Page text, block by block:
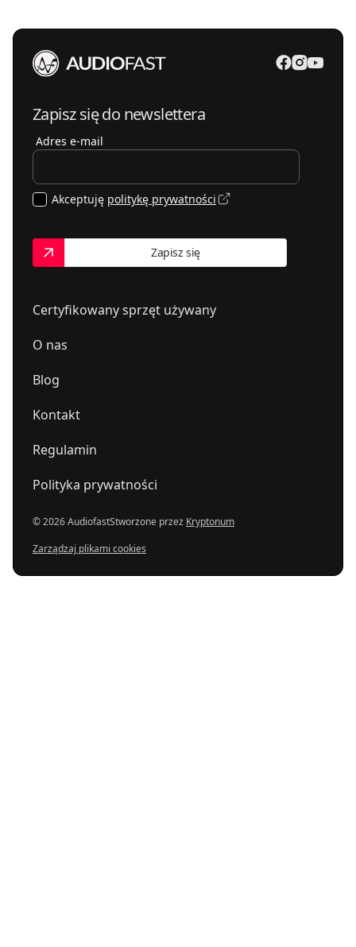
Certyfikowany sprzęt używany
O nas
Blog
Kontakt
Regulamin
Polityka prywatności
© 2026 AudiofastStworzone przez Kryptonum
Zarządzaj plikami cookies
Zapisz się do newslettera
Adres e-mail
Akceptuję politykę prywatności
Zapisz się